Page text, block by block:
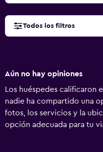
Todos los filtros
Aún no hay opiniones
Los huéspedes calificaron
nadie ha compartido una
fotos, los servicios y la
opción adecuada para tu